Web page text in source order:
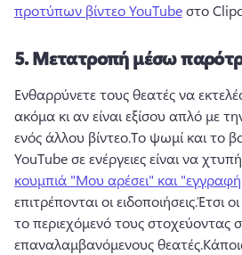
προτύπων βίντεο YouTube στο
5.Μετατροπή μέσω
Ενθαρρύνετε τους θεατές να
ακόμα κι αν είναι εξίσου απλό με
ενός άλλου βίντεο.Το ψωμί και το
YouTube σε ενέργειες είναι να
κουμπιά "Μου αρέσει" και
επιτρέπονται οι ειδοποιήσεις.Έτσι
το περιεχόμενό τους στοχεύοντας
επαναλαμβανόμενους θεατές.